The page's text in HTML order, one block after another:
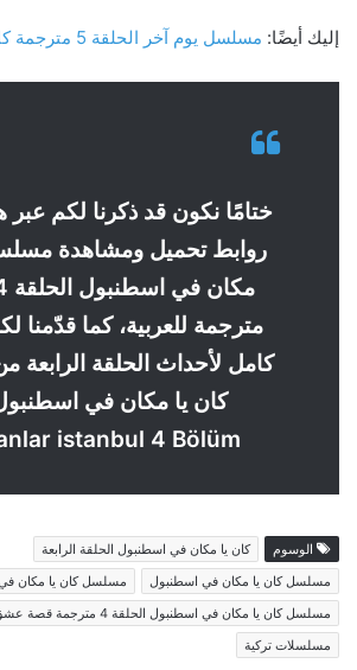
إليك أيضًا: مسلسل يوم آخر الحلقة 5 مترجمة كاملة
ختامًا نكون قد ذكرنا لكم عبر
روابط تحميل ومشاهدة
مترجمة للعربية، كما قدّمنا
كامل لأحداث الحلقة
istanbul 4 Bölüm.
الوسوم
كان يا مكان في اسطنبول الحلقة الرابعة
مسلسل كان يا مكان في اسطنبول
مسلسل كان يا مكان في
مسلسل كان يا مكان في اسطنبول الحلقة 4 مترجمة قصة عشق
مسلسلات تركية